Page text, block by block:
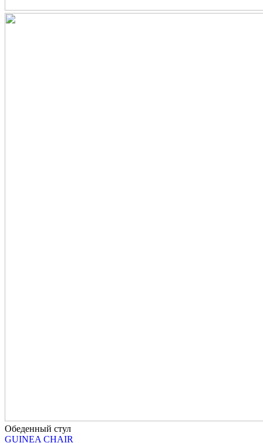
Обеденный стул
GUINEA CHAIR